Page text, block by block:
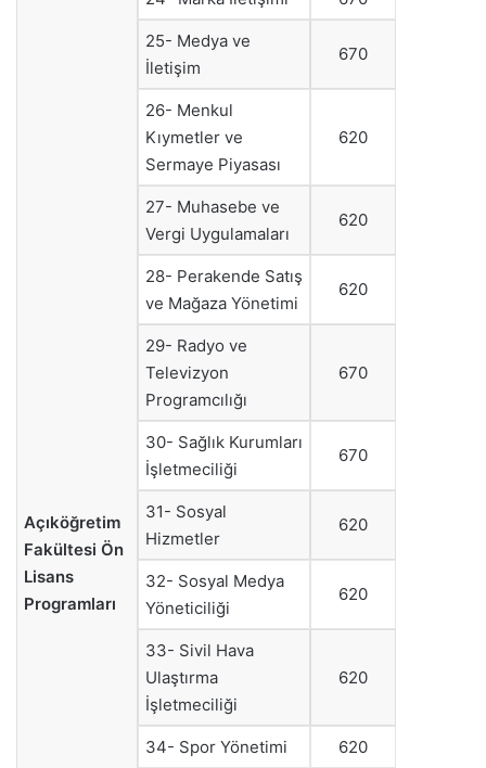
Açıköğretim
Fakültesi Ön
Lisans
Programları
25- Medya ve
İletişim
670
26- Menkul
Kıymetler ve
Sermaye Piyasası
620
27- Muhasebe ve
Vergi Uygulamaları
620
28- Perakende Satış
ve Mağaza Yönetimi
620
29- Radyo ve
Televizyon
Programcılığı
670
30- Sağlık Kurumları
İşletmeciliği
670
31- Sosyal
Hizmetler
620
32- Sosyal Medya
Yöneticiliği
620
33- Sivil Hava
Ulaştırma
İşletmeciliği
620
34- Spor Yönetimi 620